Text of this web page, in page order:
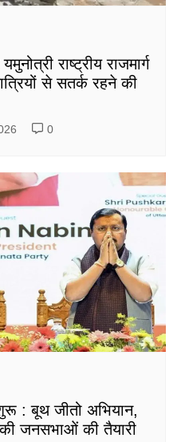
राष्ट्रीय राजमार्ग
से सतर्क रहने की
0
: बूथ जीतो अभियान,
जनसभाओं की तैयारी